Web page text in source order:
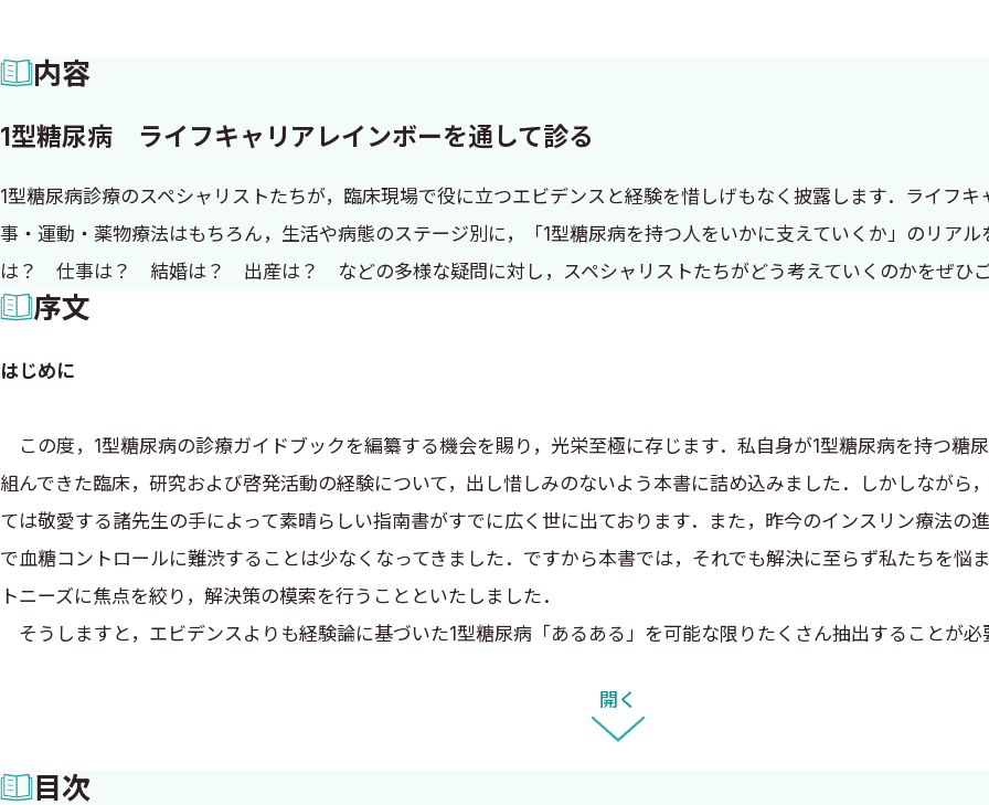
内容
1型糖尿病 ライフキャリアレインボーを通して診る
1型糖尿病診療のスペシャリストたちが，臨床現場で役に立つエビデンスと経験を惜しげもなく披露します．ライフ
事・運動・薬物療法はもちろん，生活や病態のステージ別に，「1型糖尿病を持つ人をいかに支えていくか」のリア
は？ 仕事は？ 結婚は？ 出産は？ などの多様な疑問に対し，スペシャリストたちがどう考えていくのかをぜひご
序文
はじめに
この度，1型糖尿病の診療ガイドブックを編纂する機会を賜り，光栄至極に存じます．私自身が1型糖尿病を持つ糖
組んできた臨床，研究および啓発活動の経験について，出し惜しみのないよう本書に詰め込みました．しかしながら
ては敬愛する諸先生の手によって素晴らしい指南書がすでに広く世に出ております．また，昨今のインスリン療法の
で血糖コントロールに難渋することは少なくなってきました．ですから本書では，それでも解決に至らず私たちを悩
トニーズに焦点を絞り，解決策の模索を行うことといたしました．
そうしますと，エビデンスよりも経験論に基づいた1型糖尿病「あるある」を可能な限りたくさん抽出することが必
ん自身の貴重な経験談を多く頂戴することになりました．いったい，どんな本になるのか，手に取る日が楽しみでなり
さて，英文誌に論文を投稿されたことがある方はご存じのことと思いますが，“糖尿病患者”のことを私たちは
開く
目次